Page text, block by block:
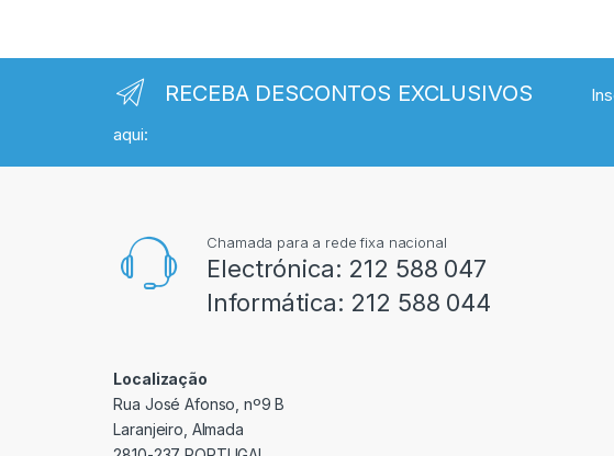
RECEBA DESCONTOS EXCLUSIVOS
aqui:
Chamada para a rede fixa nacional
Electrónica: 212 588 047
Informática: 212 588 044
Localização
Rua José Afonso, nº9 B
Laranjeiro, Almada